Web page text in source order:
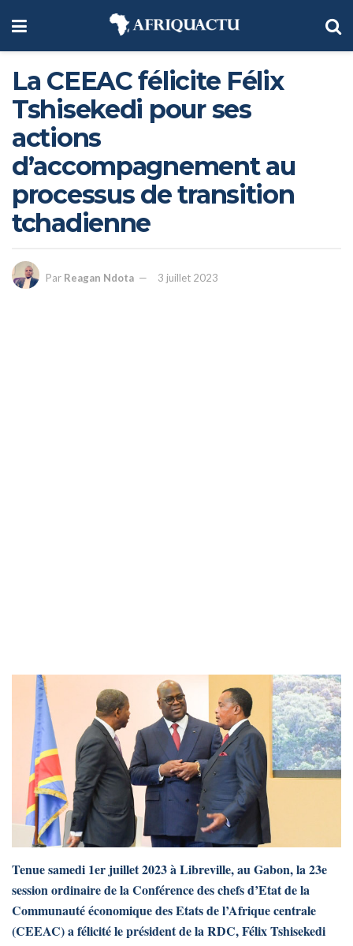
La CEEAC félicite Félix
Tshisekedi pour ses
actions
d’accompagnement au
processus de transition
tchadienne
Par Reagan Ndota 3 juillet 2023
Tenue samedi 1er juillet 2023 à Libreville, au Gabon, la 23e
session ordinaire de la Conférence des chefs d’Etat de la
Communauté économique des Etats de l’Afrique centrale
(CEEAC) a félicité le président de la RDC, Félix Tshisekedi